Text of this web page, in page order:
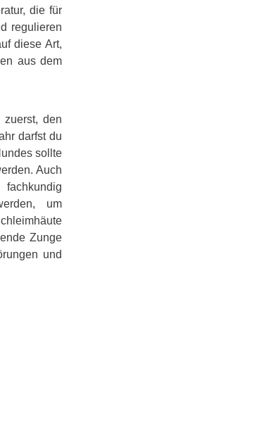
die für
regulieren
diese Art,
aus dem
den
darfst du
sollte
Auch
um
Zunge
und